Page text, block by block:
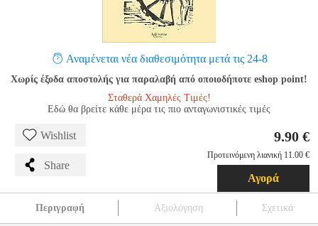
Αναμένεται νέα διαθεσιμότητα μετά τις 24-8
Χωρίς έξοδα αποστολής για παραλαβή από οποιοδήποτε eshop point!
Σταθερά Χαμηλές Τιμές!
Εδώ θα βρείτε κάθε μέρα τις πιο ανταγωνιστικές τιμές
Wishlist
Share
9.90 €
Προτεινόμενη λιανική 11.00 €
Αγορά
Περιγραφή Αξιολόγηση Σχετικά